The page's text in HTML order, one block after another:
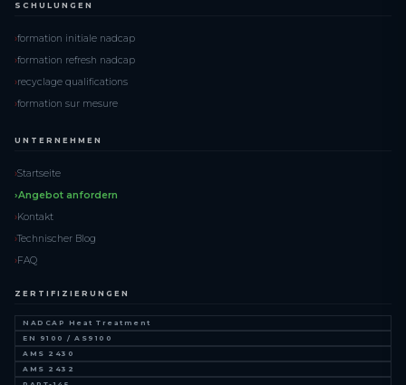
SCHULUNGEN
formation initiale nadcap
formation refresh nadcap
recyclage qualifications
formation sur mesure
UNTERNEHMEN
Startseite
Angebot anfordern
Kontakt
Technischer Blog
FAQ
ZERTIFIZIERUNGEN
NADCAP Heat Treatment
EN 9100 / AS9100
AMS 2430
AMS 2432